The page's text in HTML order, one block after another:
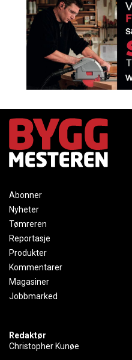
Abonner
Nyheter
Tømreren
Reportasje
Produkter
Kommentarer
Magasiner
Jobbmarked
Redaktør
Christopher Kunøe